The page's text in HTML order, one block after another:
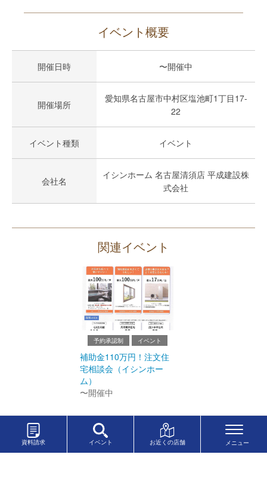
資料請求 イベント お近くの店舗
イベント概要
開催日時 〜開催中
開催場所
愛知県名古屋市中村区塩池町1丁目17-
22
イベント種類 イベント
会社名
イシンホーム 名古屋清須店 平成建設株
式会社
関連イベント
予約承認制 イベント
補助金110万円！注文住
宅相談会（イシンホー
ム）
〜開催中